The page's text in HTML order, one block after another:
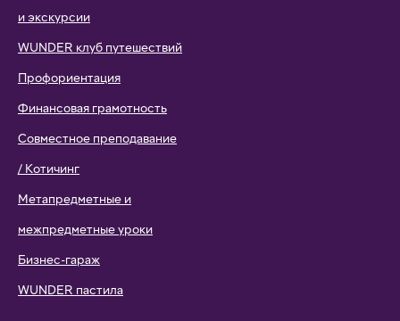
и экскурсии
WUNDER клуб путешествий
Профориентация
Финансовая грамотность
Совместное преподавание
/ Котичинг
Метапредметные и
межпредметные уроки
Бизнес-гараж
WUNDER пастила